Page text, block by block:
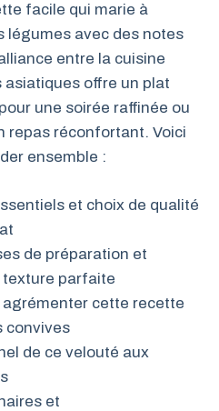
facile qui marie à
légumes avec des notes
entre la cuisine
offre un plat
une soirée raffinée ou
repas réconfortant. Voici
ensemble :
et choix de qualité
de préparation et
texture parfaite
agrémenter cette recette
convives
de ce velouté aux
et